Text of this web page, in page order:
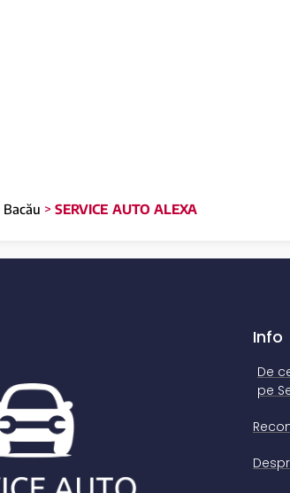
Bacău >SERVICE AUTO ALEXA
Info
De
pe